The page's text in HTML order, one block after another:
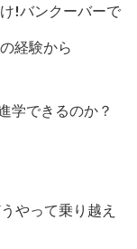
!バンクーバーで
経験から
学できるのか？
やって乗り越え